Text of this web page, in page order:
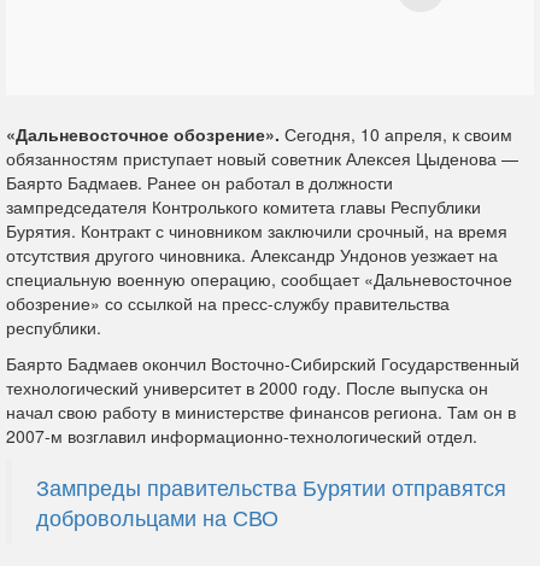
«Дальневосточное обозрение». Сегодня, 10 апреля, к своим
обязанностям приступает новый советник Алексея Цыденова —
Баярто Бадмаев. Ранее он работал в должности
зампредседателя Контролького комитета главы Республики
Бурятия. Контракт с чиновником заключили срочный, на время
отсутствия другого чиновника. Александр Ундонов уезжает на
специальную военную операцию, сообщает «Дальневосточное
обозрение» со ссылкой на пресс-службу правительства
республики.
Баярто Бадмаев окончил Восточно-Сибирский Государственный
технологический университет в 2000 году. После выпуска он
начал свою работу в министерстве финансов региона. Там он в
2007-м возглавил информационно-технологический отдел.
Зампреды правительства Бурятии отправятся
добровольцами на СВО